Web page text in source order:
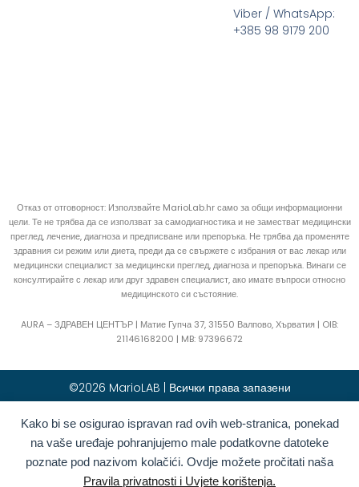
Kako bi se osigurao ispravan rad ovih web-stranica, ponekad
na vaše uređaje pohranjujemo male podatkovne datoteke
poznate pod nazivom kolačići. Ovdje možete pročitati naša
Pravila privatnosti i Uvjete korištenja.
Viber / WhatsApp:
+385 98 9179 200
Отказ от отговорност: Използвайте MarioLab.hr само за общи информационни
цели. Те не трябва да се използват за самодиагностика и не заместват медицински
преглед, лечение, диагноза и предписване или препоръка. Не трябва да променяте
здравния си режим или диета, преди да се свържете с избрания от вас лекар или
медицински специалист за медицински преглед, диагноза и препоръка. Винаги се
консултирайте с лекар или друг здравен специалист, ако имате въпроси относно
медицинското си състояние.
AURA – ЗДРАВЕН ЦЕНТЪР | Матие Гупча 37, 31550 Валпово, Хърватия | OIB:
21146168200 | MB: 97396672
©2026 MarioLAB | Всички права запазени
Hrvatski(Хърватски) English(Английски)
Deutsch(Немски) Polski(Полски)
Română(Румънски) Italiano(Италиански)